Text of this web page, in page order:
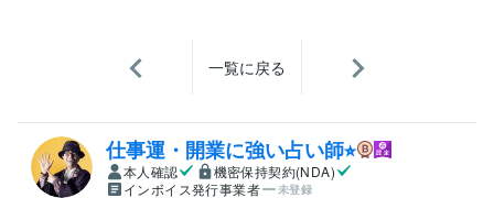
一覧に戻る
仕事運・開業に強い占い師⭐︎
本人確認
機密保持契約(NDA)
インボイス発行事業者
未登録